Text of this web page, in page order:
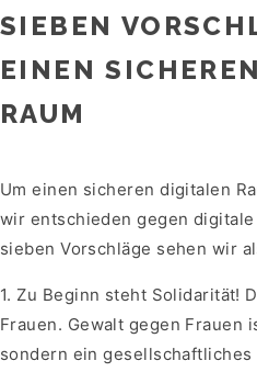
SIEBEN
EINEN
RAUM
Um einen sicheren digitalen
wir entschieden gegen
sieben Vorschläge sehen wir
1. Zu Beginn steht Solidarität!
Frauen. Gewalt gegen Frauen
sondern ein